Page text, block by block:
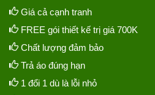
Giá cả cạnh tranh
FREE gói thiết kế trị giá 700K
Chất lượng đảm bảo
Trả áo đúng hạn
1 đổi 1 dù là lỗi nhỏ